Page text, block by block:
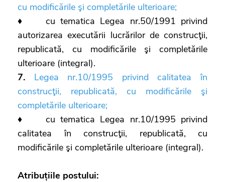
cu modificările şi completările ulterioare;
♦ cu tematica Legea nr.50/1991 privind
autorizarea executării lucrărilor de construcţii,
republicată, cu modificările şi completările
ulterioare (integral).
7.
Legea nr.10/1995 privind calitatea în
construcţii, republicată, cu modificările şi
completările ulterioare;
♦ cu tematica Legea nr.10/1995 privind
calitatea în construcţii, republicată, cu
modificările şi completările ulterioare (integral).
Atribuțiile postului: